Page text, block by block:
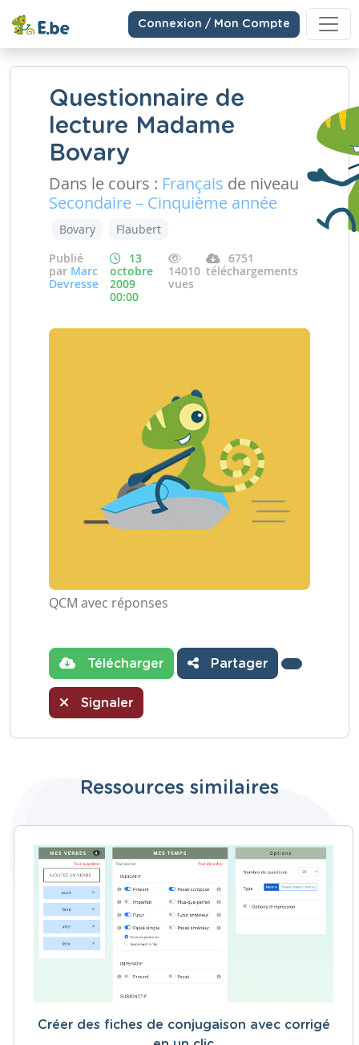
Connexion / Mon Compte
Questionnaire de
lecture Madame
Bovary
Dans le cours : Français de niveau
Secondaire – Cinquième année
Bovary
Flaubert
Publié
par Marc
Devresse
13
octobre
2009
00:00
14010
vues
6751
téléchargements
QCM avec réponses
Télécharger Partager
Signaler
Ressources similaires
Créer des fiches de conjugaison avec corrigé